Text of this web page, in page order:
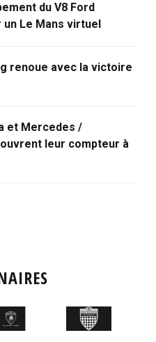
du V8 Ford
un Le Mans virtuel
renoue avec la victoire
et Mercedes /
leur compteur à